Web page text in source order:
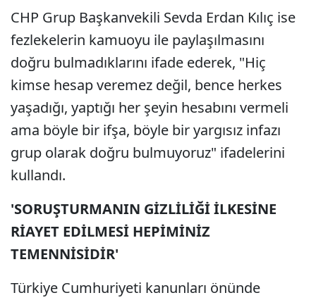
CHP Grup Başkanvekili Sevda Erdan Kılıç ise
fezlekelerin kamuoyu ile paylaşılmasını
doğru bulmadıklarını ifade ederek, "Hiç
kimse hesap veremez değil, bence herkes
yaşadığı, yaptığı her şeyin hesabını vermeli
ama böyle bir ifşa, böyle bir yargısız infazı
grup olarak doğru bulmuyoruz" ifadelerini
kullandı.
'SORUŞTURMANIN GİZLİLİĞİ İLKESİNE
RİAYET EDİLMESİ HEPİMİNİZ
TEMENNİSİDİR'
Türkiye Cumhuriyeti kanunları önünde